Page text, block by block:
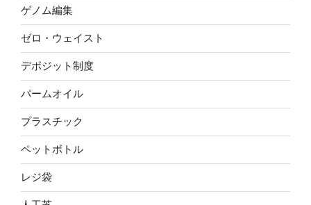
ゲノム編集
ゼロ・ウェイスト
デポジット制度
パームオイル
プラスチック
ペットボトル
レジ袋